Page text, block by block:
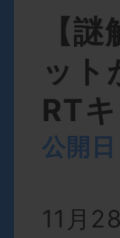
【
ット
RT
公開
11月